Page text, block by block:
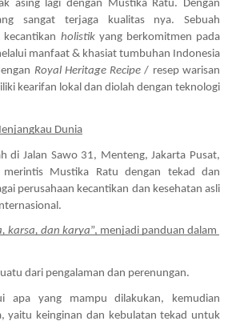
asing lagi dengan Mustika Ratu. Dengan
sangat terjaga kualitas nya. Sebuah
kecantikan holistik yang berkomitmen pada
manfaat & khasiat tumbuhan Indonesia
Royal Heritage Recipe / resep warisan
kearifan lokal dan diolah dengan teknologi
Dunia
di Jalan Sawo 31, Menteng, Jakarta Pusat,
Mustika Ratu dengan tekad dan
perusahaan kecantikan dan kesehatan asli
karsa, dan karya”, menjadi panduan dalam
dari pengalaman dan perenungan.
apa yang mampu dilakukan, kemudian
yaitu keinginan dan kebulatan tekad untuk